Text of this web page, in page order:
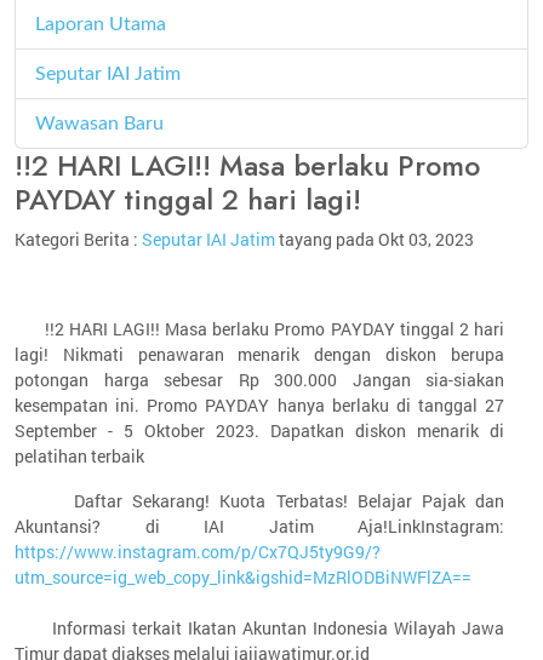
Laporan Utama
Seputar IAI Jatim
Wawasan Baru
!!2 HARI LAGI!! Masa berlaku Promo
PAYDAY tinggal 2 hari lagi!
Kategori Berita : Seputar IAI Jatimtayang pada Okt 03, 2023
!!2 HARI LAGI!! Masa berlaku Promo PAYDAY tinggal 2 hari
lagi! Nikmati penawaran menarik dengan diskon berupa
potongan harga sebesar Rp 300.000 Jangan sia-siakan
kesempatan ini. Promo PAYDAY hanya berlaku di tanggal 27
September - 5 Oktober 2023. Dapatkan diskon menarik di
pelatihan terbaik
Daftar Sekarang! Kuota Terbatas! Belajar Pajak dan
Akuntansi? di IAI Jatim Aja!LinkInstagram:
https://www.instagram.com/p/Cx7QJ5ty9G9/?
utm_source=ig_web_copy_link&igshid=MzRlODBiNWFlZA==
Informasi terkait Ikatan Akuntan Indonesia Wilayah Jawa
Timur dapat diakses melalui iaijawatimur.or.id